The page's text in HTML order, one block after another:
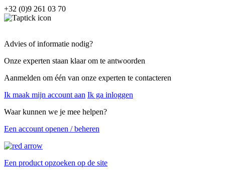
+32 (0)9 261 03 70
Advies of informatie nodig?
Onze experten staan klaar om te antwoorden
Aanmelden om één van onze experten te contacteren
Ik maak mijn account aan Ik ga inloggen
Waar kunnen we je mee helpen?
Een account openen / beheren
Een product opzoeken op de site